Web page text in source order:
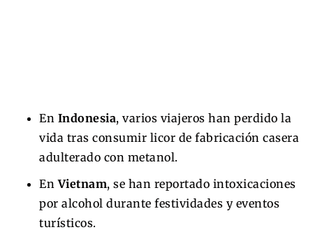
En Indonesia, varios viajeros han perdido la
vida tras consumir licor de fabricación casera
adulterado con metanol.
EnVietnam, se han reportado intoxicaciones
por alcohol durante festividades y eventos
turísticos.